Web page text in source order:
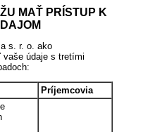
MAŤ PRÍSTUP K
s. r. o. ako
údaje s tretími
Príjemcovia